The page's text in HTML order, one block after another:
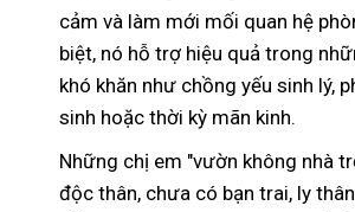
cảm và làm mới mối quan hệ
biệt, nó hỗ trợ hiệu quả trong
khó khăn như chồng yếu sinh lý,
sinh hoặc thời kỳ mãn kinh.
Những chị em "vườn không nhà
độc thân, chưa có bạn trai, ly